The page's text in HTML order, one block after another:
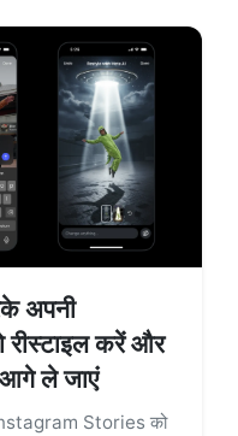
अपनी
करें और
आगे ले जाएं
Stories को